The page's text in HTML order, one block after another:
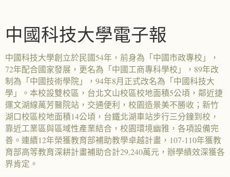
中國科技大學電子報
中國科技大學創立於民國54年，前身為「中國市政專校」，
72年配合國家發展，更名為「中國工商專科學校」，89年改
制為「中國技術學院」，94年8月正式改名為「中國科技大
學」。本校設雙校區，台北文山校區校地面積5公頃，鄰近捷
運文湖線萬芳醫院站，交通便利，校園造景美不勝收；新竹
湖口校區校地面積14公頃，台鐵北湖車站步行三分鐘到校，
靠近工業區與區域性產業結合，校園環境幽雅，各項設備完
善。連續12年榮獲教育部補助教學卓越計畫，107-110年獲教
育部高等教育深耕計畫補助合計29,240萬元，辦學績效深獲各
界肯定。